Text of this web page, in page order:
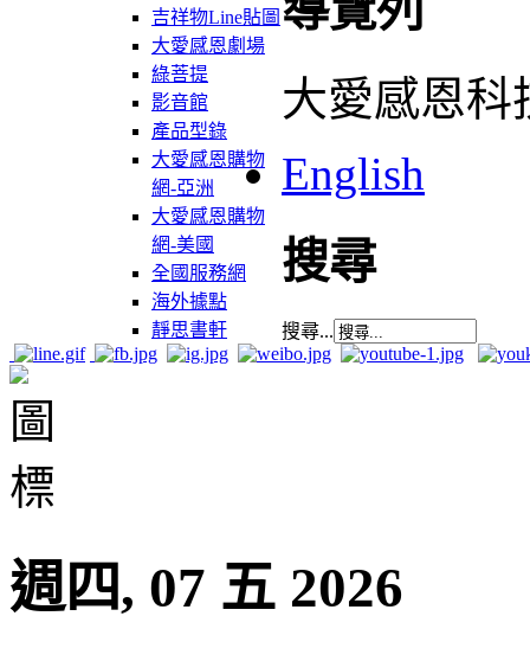
吉祥物Line貼圖
大愛感恩劇場
綠菩提
影音館
產品型錄
大愛感恩購物
網-亞洲
大愛感恩購物
網-美國
全國服務網
海外據點
靜思書軒
大愛感恩科
English
搜尋
搜尋...
週四, 07 五 2026